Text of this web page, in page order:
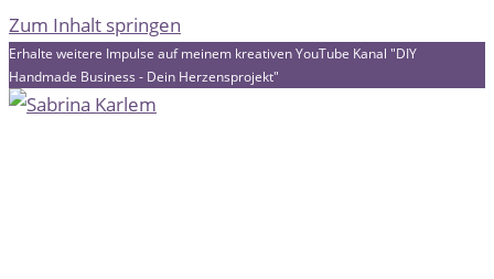
Zum Inhalt springen
Erhalte weitere Impulse auf meinem kreativen YouTube Kanal "DIY
Handmade Business - Dein Herzensprojekt"